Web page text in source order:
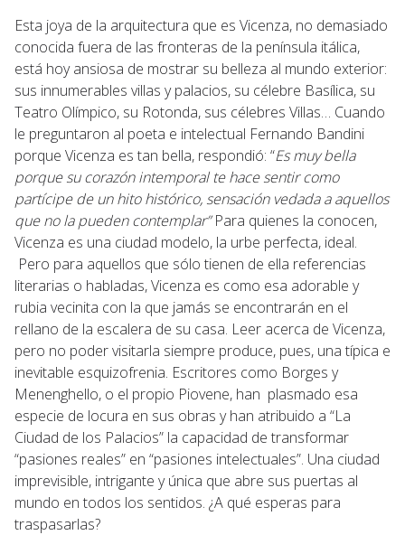
Esta joya de la arquitectura que es Vicenza, no demasiado
conocida fuera de las fronteras de la península itálica,
está hoy ansiosa de mostrar su belleza al mundo exterior:
sus innumerables villas y palacios, su célebre Basílica, su
Teatro Olímpico, su Rotonda, sus célebres Villas… Cuando
le preguntaron al poeta e intelectual Fernando Bandini
porque Vicenza es tan bella, respondió: “Es muy bella
porque su corazón intemporal te hace sentir como
partícipe de un hito histórico, sensación vedada a aquellos
que no la pueden contemplar”Para quienes la conocen,
Vicenza es una ciudad modelo, la urbe perfecta, ideal.
Pero para aquellos que sólo tienen de ella referencias
literarias o habladas, Vicenza es como esa adorable y
rubia vecinita con la que jamás se encontrarán en el
rellano de la escalera de su casa. Leer acerca de Vicenza,
pero no poder visitarla siempre produce, pues, una típica e
inevitable esquizofrenia. Escritores como Borges y
Menenghello, o el propio Piovene, han plasmado esa
especie de locura en sus obras y han atribuido a “La
Ciudad de los Palacios” la capacidad de transformar
“pasiones reales” en “pasiones intelectuales”. Una ciudad
imprevisible, intrigante y única que abre sus puertas al
mundo en todos los sentidos. ¿A qué esperas para
traspasarlas?